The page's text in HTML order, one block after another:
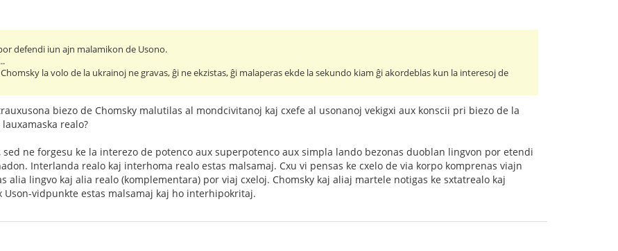
defendi iun ajn malamikon de Usono.
la volo de la ukrainoj ne gravas, ĝi ne ekzistas, ĝi malaperas ekde la sekundo kiam ĝi akordeblas kun la interesoj de
biezo de Chomsky malutilas al mondcivitanoj kaj cxefe al usonanoj vekigxi aux konscii pri biezo de la
realo?
sed ne forgesu ke la interezo de potenco aux superpotenco aux simpla lando bezonas duoblan lingvon por etendi
Interlanda realo kaj interhoma realo estas malsamaj. Cxu vi pensas ke cxelo de via korpo komprenas viajn
alia lingvo kaj alia realo (komplementara) por viaj cxeloj. Chomsky kaj aliaj martele notigas ke sxtatrealo kaj
Uson-vidpunkte estas malsamaj kaj ho interhipokritaj.